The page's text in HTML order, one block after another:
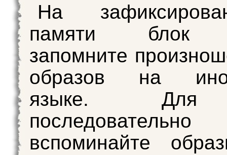
На
памяти блок
запомните
образов на
языке. Для
последовательно
вспоминайте